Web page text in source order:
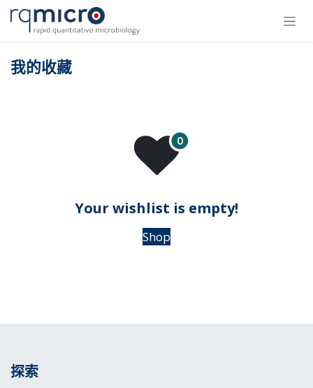
跳至内容
我的收藏
Your wishlist is empty!
Shop
探索